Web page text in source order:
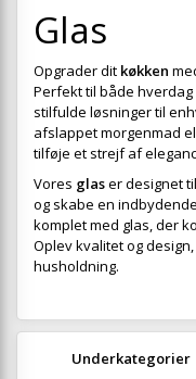
Glas
Opgrader dit køkken
Perfekt til både
stilfulde løsninger til
afslappet morgenmad
tilføje et strejf af
Vores glaser designet
og skabe en
komplet med glas, der
Oplev kvalitet og
husholdning.
Underkategorier